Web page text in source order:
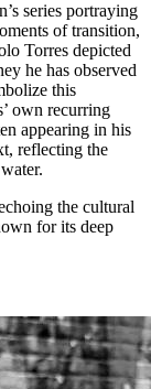
series portraying
of transition,
Torres depicted
he has observed
this
own recurring
appearing in his
reflecting the
the cultural
for its deep